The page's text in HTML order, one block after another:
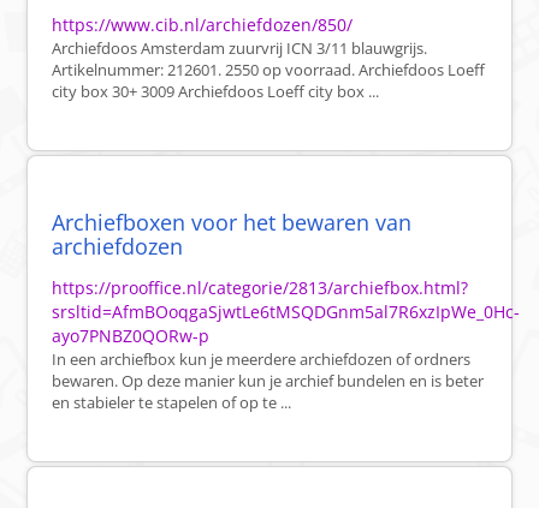
https://www.cib.nl/archiefdozen/850/
Archiefdoos Amsterdam zuurvrij ICN 3/11 blauwgrijs.
Artikelnummer: 212601. 2550 op voorraad. Archiefdoos Loeff
city box 30+ 3009 Archiefdoos Loeff city box ...
Archiefboxen voor het bewaren van
archiefdozen
https://prooffice.nl/categorie/2813/archiefbox.html?
srsltid=AfmBOoqgaSjwtLe6tMSQDGnm5al7R6xzIpWe_0Hc-
ayo7PNBZ0QORw-p
In een archiefbox kun je meerdere archiefdozen of ordners
bewaren. Op deze manier kun je archief bundelen en is beter
en stabieler te stapelen of op te ...